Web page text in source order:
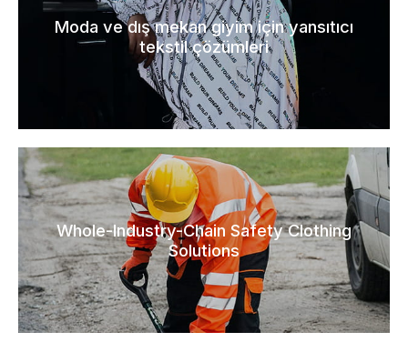
Moda ve dış mekan giyim için yansıtıcı
tekstil çözümleri
Whole-Industry-Chain Safety Clothing
Solutions